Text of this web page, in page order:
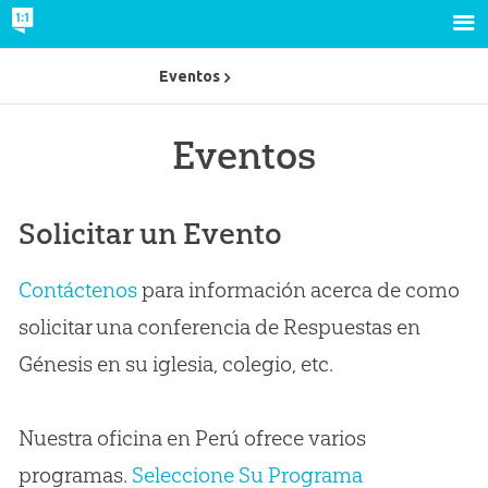
Eventos
Solicitar un Evento
Contáctenospara información acerca de como
solicitar una conferencia de Respuestas en
Génesis en su iglesia, colegio, etc.
Nuestra oficina en Perú ofrece varios
programas. Seleccione Su Programa
Eventos